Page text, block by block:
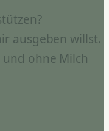
ausgeben willst.
ohne Milch